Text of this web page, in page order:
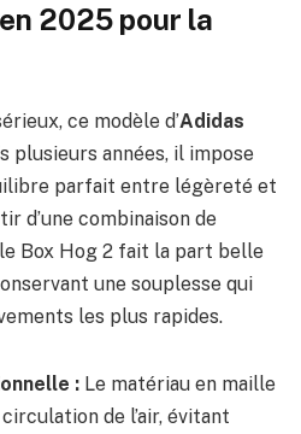
2025 pour la
ce modèle d’Adidas
plusieurs années, il impose
parfait entre légèreté et
d’une combinaison de
Box Hog 2 fait la part belle
une souplesse qui
les plus rapides.
: Le matériau en maille
de l’air, évitant